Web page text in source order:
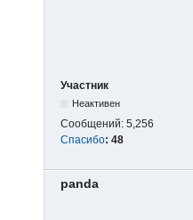
Участник
Неактивен
Сообщений: 5,256
Спасибо: 48
panda